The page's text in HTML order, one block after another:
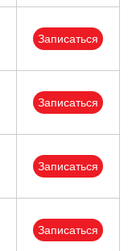
Записаться
Записаться
Записаться
Записаться